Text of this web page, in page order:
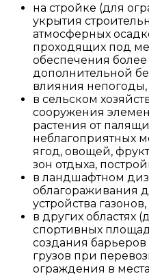
на стройке (для
укрытия
атмосферных
проходящих под
обеспечения более
дополнительной
влияния непогоды,
в сельском
сооружения
растения от
неблагоприятных
ягод , овощей,
зон отдыха,
в ландшафтном
облагораживания
устройства газонов,
в других областях (
спортивных
создания барьеров
грузов при
ограждения в